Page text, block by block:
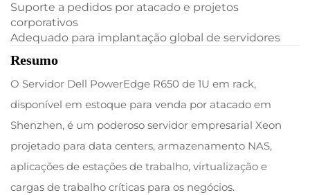
Suporte a pedidos por atacado e projetos
corporativos
Adequado para implantação global de servidores
Resumo
O Servidor Dell PowerEdge R650 de 1U em rack,
disponível em estoque para venda por atacado em
Shenzhen, é um poderoso servidor empresarial Xeon
projetado para data centers, armazenamento NAS,
aplicações de estações de trabalho, virtualização e
cargas de trabalho críticas para os negócios.